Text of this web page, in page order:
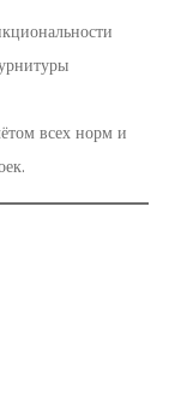
всех норм и